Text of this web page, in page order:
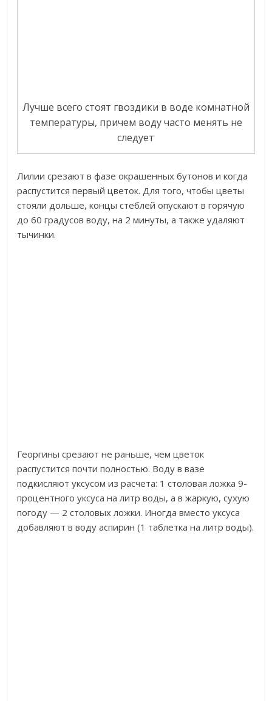
Лучше всего стоят гвоздики в воде комнатной
температуры, причем воду часто менять не
следует
Лилии срезают в фазе окрашенных бутонов и когда
распустится первый цветок. Для того, чтобы цветы
стояли дольше, концы стеблей опускают в горячую
до 60 градусов воду, на 2 минуты, а также удаляют
тычинки.
Георгины срезают не раньше, чем цветок
распустится почти полностью. Воду в вазе
подкисляют уксусом из расчета: 1 столовая ложка 9-
процентного уксуса на литр воды, а в жаркую, сухую
погоду — 2 столовых ложки. Иногда вместо уксуса
добавляют в воду аспирин (1 таблетка на литр воды).